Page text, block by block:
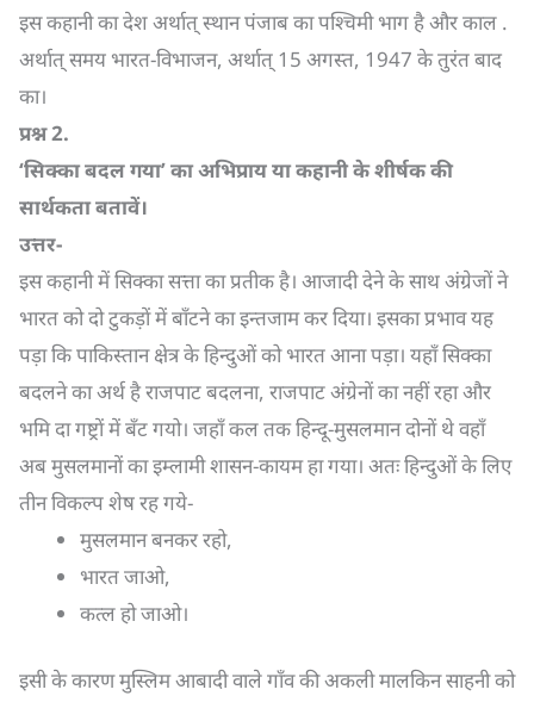
इस कहानी का देश अर्थात् स्थान पंजाब का पश्चिमी भाग है और काल .
अर्थात् समय भारत-विभाजन, अर्थात् 15 अगस्त, 1947 के तुरंत बाद
का।
प्रश्न2.
‘सिक्का बदल गया’ का अभिप्राय या कहानी के शीर्षक की
सार्थकता बतावें।
उत्तर-
इस कहानी में सिक्का सत्ता का प्रतीक है। आजादी देने के साथ अंग्रेजों ने
भारत को दो टुकड़ों में बाँटने का इन्तजाम कर दिया। इसका प्रभाव यह
पड़ा कि पाकिस्तान क्षेत्र के हिन्दुओं को भारत आना पड़ा। यहाँ सिक्का
बदलने का अर्थ है राजपाट बदलना, राजपाट अंग्रेनों का नहीं रहा और
भमि दा गष्ट्रों में बँट गयो। जहाँ कल तक हिन्दू-मुसलमान दोनों थे वहाँ
अब मुसलमानों का इम्लामी शासन-कायम हा गया। अतः हिन्दुओं के लिए
तीन विकल्प शेष रह गये-
मुसलमान बनकर रहो,
भारत जाओ,
कत्ल हो जाओ।
इसी के कारण मुस्लिम आबादी वाले गाँव की अकली मालकिन साहनी को